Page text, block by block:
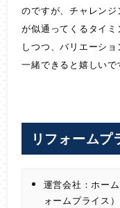
のですが、チャレン
が似通ってくるタイ
しつつ、バリエーシ
一緒できると嬉しいで
リフォームプ
運営会社：ホー
ォームプライス）